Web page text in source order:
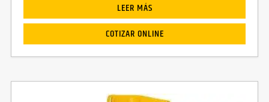
LEER MÁS
COTIZAR ONLINE